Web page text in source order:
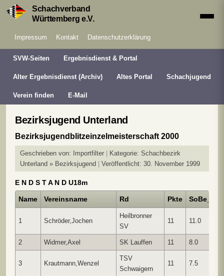
Schachverband
Württemberg e.V.
Impressum Kontakt Datenschutzerklärung
SVW-Seiten Ergebnisdienst & Portal
Alter Ergebnisdienst (Archiv) Altes Portal Schachjugend
Verein finden E-Mail
Bezirksjugend Unterland
Bezirksjugendblitzeinzelmeisterschaft 2000
Geschrieben von: Importfilter Kategorie: Schachbezirk
Unterland » Bezirksjugend
Veröffentlicht: 30. November 1999
E N D S T A N D U18m
Name Vereinsname Rd Pkte SoBe_I
1 Schröder,Jochen
Heilbronner
SV
11 11.0
2 Widmer,Axel SK Lauffen 11 8.0
3 Krautmann,Wenzel
TSV
Schwaigern
11 7.5